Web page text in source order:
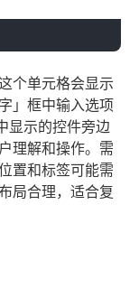
个单元格会显示
」框中输入选项
显示的控件旁边
理解和操作。需
置和标签可能需
局合理，适合复